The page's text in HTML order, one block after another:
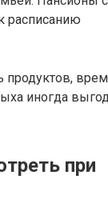
расписанию
продуктов,
иногда
при